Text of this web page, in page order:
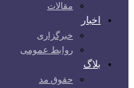
مقالات
اخبار
خبرگزاری
روابط عمومی
بلاگ
حقوق مد